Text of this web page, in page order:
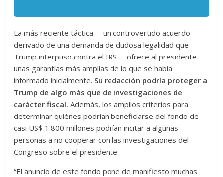
La más reciente táctica —un controvertido acuerdo
derivado de una demanda de dudosa legalidad que
Trump interpuso contra el IRS— ofrece al presidente
unas garantías más amplias de lo que se había
informado inicialmente. Su redacción podría proteger a
Trump de algo más que de investigaciones de
carácter fiscal. Además, los amplios criterios para
determinar quiénes podrían beneficiarse del fondo de
casi US$ 1.800 millones podrían incitar a algunas
personas a no cooperar con las investigaciones del
Congreso sobre el presidente.
“El anuncio de este fondo pone de manifiesto muchas